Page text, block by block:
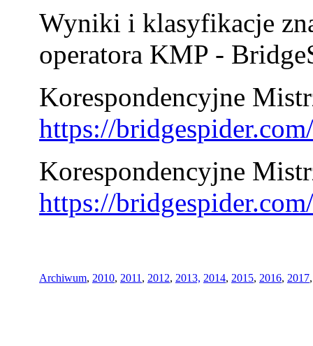
Wyniki i klasyfikacje
operatora KMP -
Korespondencyjne
https://
Korespondencyjne
https://
Archiwum, 2010, 2011 , 2012, 2013, 2014, 2015, 2016, 2017